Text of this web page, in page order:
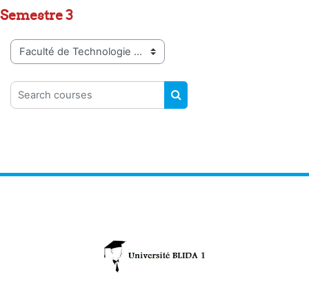
Semestre 3
Course categories
Search courses
SEARCH COURSES